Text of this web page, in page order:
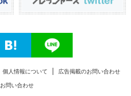
個人情報について 広告掲載のお問い合わせ
お問い合わせ